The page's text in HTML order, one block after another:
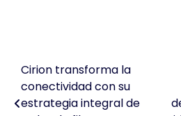
Navegación
de
Cirion transforma la
conectividad con su
estrategia integral de